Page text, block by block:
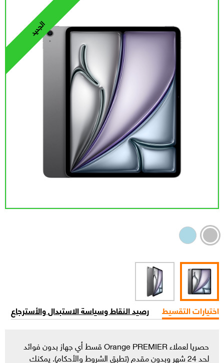
اختيارات التقسيط رصيد النقاط وسياسة الاستبدال والأسترجاع
حصريا لعملاء Orange PREMIER قسط أي جهاز بدون فوائد
لحد 24 شهر وبدون مقدم (تطبق الشروط والأحكام). يمكنك